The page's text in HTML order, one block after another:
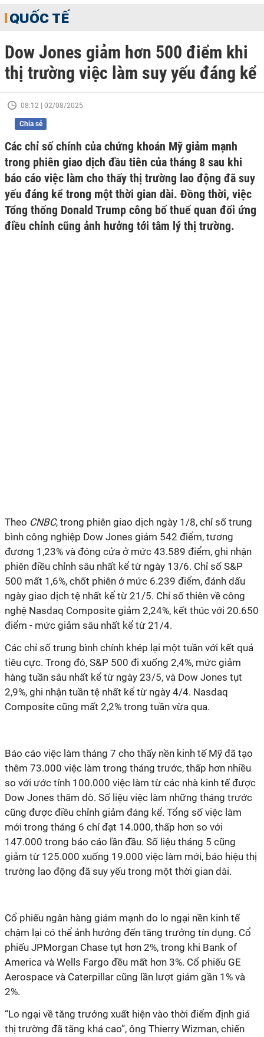
QUỐC TẾ
Dow Jones giảm hơn 500 điểm khi
thị trường việc làm suy yếu đáng kể
08:12 | 02/08/2025
Chia sẻ
Các chỉ số chính của chứng khoán Mỹ giảm mạnh
trong phiên giao dịch đầu tiên của tháng 8 sau khi
báo cáo việc làm cho thấy thị trường lao động đã suy
yếu đáng kể trong một thời gian dài. Đồng thời, việc
Tổng thống Donald Trump công bố thuế quan đối ứng
điều chỉnh cũng ảnh hưởng tới tâm lý thị trường.
Theo CNBC, trong phiên giao dịch ngày 1/8, chỉ số trung
bình công nghiệp Dow Jones giảm 542 điểm, tương
đương 1,23% và đóng cửa ở mức 43.589 điểm, ghi nhận
phiên điều chỉnh sâu nhất kể từ ngày 13/6. Chỉ số S&P
500 mất 1,6%, chốt phiên ở mức 6.239 điểm, đánh dấu
ngày giao dịch tệ nhất kể từ 21/5. Chỉ số thiên về công
nghệ Nasdaq Composite giảm 2,24%, kết thúc với 20.650
điểm - mức giảm sâu nhất kể từ 21/4.
Các chỉ số trung bình chính khép lại một tuần với kết quả
tiêu cực. Trong đó, S&P 500 đi xuống 2,4%, mức giảm
hàng tuần sâu nhất kể từ ngày 23/5, và Dow Jones tụt
2,9%, ghi nhận tuần tệ nhất kể từ ngày 4/4. Nasdaq
Composite cũng mất 2,2% trong tuần vừa qua.
Báo cáo việc làm tháng 7 cho thấy nền kinh tế Mỹ đã tạo
thêm 73.000 việc làm trong tháng trước, thấp hơn nhiều
so với ước tính 100.000 việc làm từ các nhà kinh tế được
Dow Jones thăm dò. Số liệu việc làm những tháng trước
cũng được điều chỉnh giảm đáng kể. Tổng số việc làm
mới trong tháng 6 chỉ đạt 14.000, thấp hơn so với
147.000 trong báo cáo lần đầu. Số liệu tháng 5 cũng
giảm từ 125.000 xuống 19.000 việc làm mới, báo hiệu thị
trường lao động đã suy yếu trong một thời gian dài.
Cổ phiếu ngân hàng giảm mạnh do lo ngại nền kinh tế
chậm lại có thể ảnh hưởng đến tăng trưởng tín dụng. Cổ
phiếu JPMorgan Chase tụt hơn 2%, trong khi Bank of
America và Wells Fargo đều mất hơn 3%. Cổ phiếu GE
Aerospace và Caterpillar cũng lần lượt giảm gần 1% và
2%.
“Lo ngại về tăng trưởng xuất hiện vào thời điểm định giá
thị trường đã tăng khá cao”, ông Thierry Wizman, chiến